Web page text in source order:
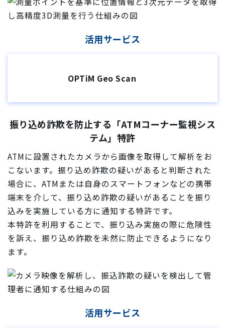
活用サービス
OPTiM Geo Scan
振り込め詐欺を防止する「ATMコーナー監視シス
テム」特許
ATMに設置されたカメラから画像を取得して解析をお
こないます。振り込め詐欺の疑いがあると判断された
場合に、ATMまたは自身のスマートフォンなどの携帯
端末を介して、振り込め詐欺の疑いがあることを振り
込みを実施している方に通知する特許です。
本特許を利用することで、振り込み実施の際に危険性
を訴え、振り込め詐欺を未然に防止できるようになり
ます。
活用サービス